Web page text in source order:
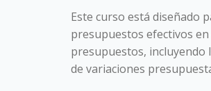
Este curso está diseñado
presupuestos efectivos
presupuestos, incluyendo
de variaciones